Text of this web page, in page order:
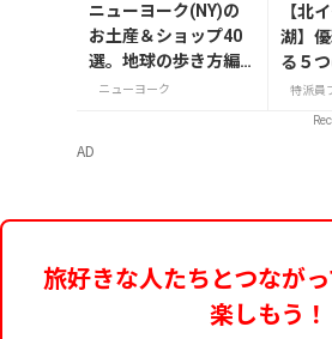
ニューヨーク(NY)の
お土産＆ショップ40
選。地球の歩き方編
集者セレクト！
ニューヨーク
【北
湖】
る５
特派員
AD
旅好きな人たちとつなが
楽しもう！